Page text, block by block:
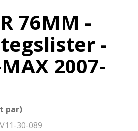
76MM -
-
2007-
par)
30-089